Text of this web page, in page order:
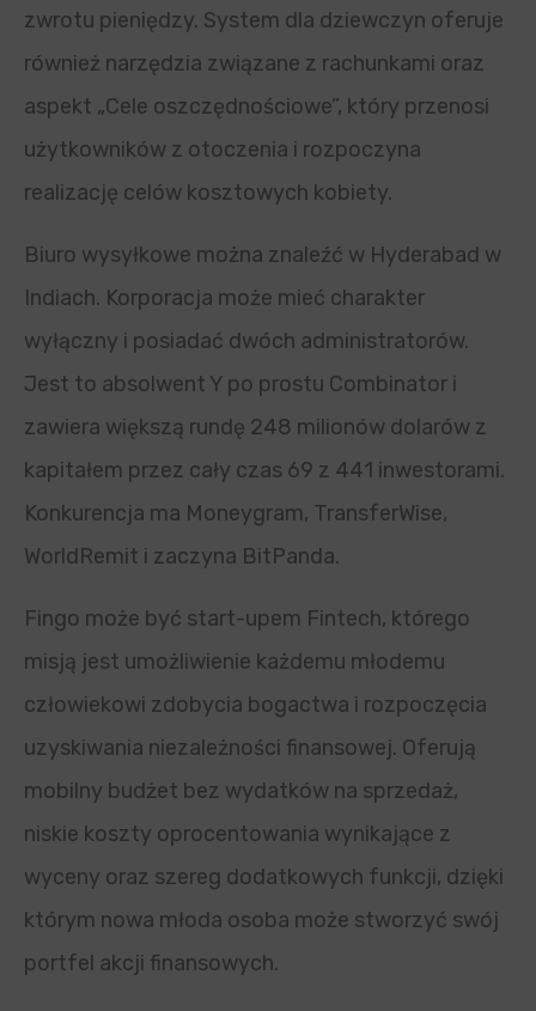
zwrotu pieniędzy. System dla dziewczyn oferuje
również narzędzia związane z rachunkami oraz
aspekt „Cele oszczędnościowe”, który przenosi
użytkowników z otoczenia i rozpoczyna
realizację celów kosztowych kobiety.
Biuro wysyłkowe można znaleźć w Hyderabad w
Indiach. Korporacja może mieć charakter
wyłączny i posiadać dwóch administratorów.
Jest to absolwent Y po prostu Combinator i
zawiera większą rundę 248 milionów dolarów z
kapitałem przez cały czas 69 z 441 inwestorami.
Konkurencja ma Moneygram, TransferWise,
WorldRemit i zaczyna BitPanda.
Fingo może być start-upem Fintech, którego
misją jest umożliwienie każdemu młodemu
człowiekowi zdobycia bogactwa i rozpoczęcia
uzyskiwania niezależności finansowej. Oferują
mobilny budżet bez wydatków na sprzedaż,
niskie koszty oprocentowania wynikające z
wyceny oraz szereg dodatkowych funkcji, dzięki
którym nowa młoda osoba może stworzyć swój
portfel akcji finansowych.